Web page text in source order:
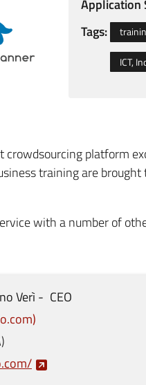
Application
Tags:
ICT,
platform
training are
with a number of
Verì
CEO
)